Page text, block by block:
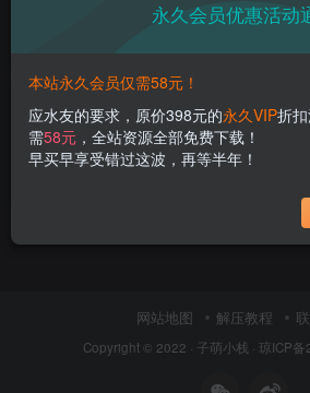
热点资讯
是依酱呀个人
璨！
热点资讯
网站地图 解压教程
Copyright © 2022 · 子萌小栈 · 琼ICP
永久会员优惠活动
本站永久会员仅需58元！
应水友的要求，原价398元的永久VIP折
需58元 ，全站资源全部免费下载！
早买早享受错过这波，再等半年！